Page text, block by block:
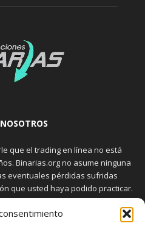
que el trading en línea no está
Binarias.org no asume ninguna
eventuales pérdidas sufridas
que usted haya podido practicar.
binarias implica riesgos
y aceptar estos riesgos, que